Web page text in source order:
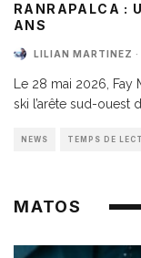
RANRAPALCA :
ANS
LILIAN MARTINEZ ·
Le 28 mai 2026,
ski l’arête sud-ouest
NEWS TEMPS DE
MATOS